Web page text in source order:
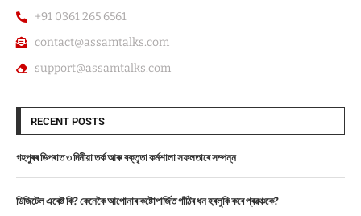
+91 0361 265 6561
contact@assamtalks.com
support@assamtalks.com
RECENT POSTS
গহপুৰৰ ডিপৰাত ৩ দিনীয়া তৰ্ক আৰু বক্তৃতা কৰ্মশালা সফলতাৰে সম্পন্ন
ডিজিটেল এৰেষ্ট কি? কেনেকৈ আপোনাৰ কষ্টোপাৰ্জিত গাঁঠিৰ ধন হৰলুকি কৰে প্ৰৱঞ্চকে?